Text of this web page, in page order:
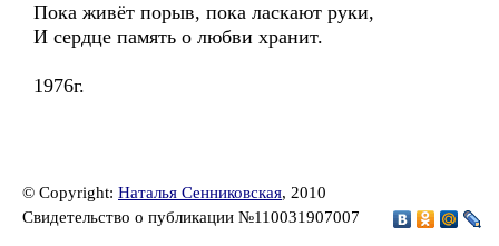
Пока живёт порыв, пока ласкают руки,
И сердце память о любви хранит.
1976г.
© Copyright: Наталья Сенниковская, 2010
Свидетельство о публикации №110031907007